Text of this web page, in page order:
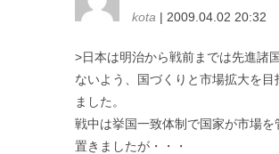
kota | 2009.04.02 20:32
>日本は明治から戦前までは先進諸
ないよう、国づくりと市場拡大を目
ました。
戦中は挙国一致体制で国家が市場を
置きましたが・・・